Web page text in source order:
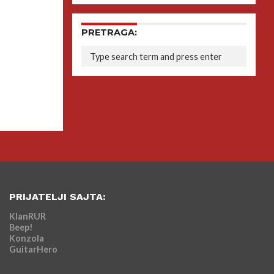
PRETRAGA:
PRIJATELJI SAJTA:
KlanRUR
Beep!
Konzola
GuitarHero